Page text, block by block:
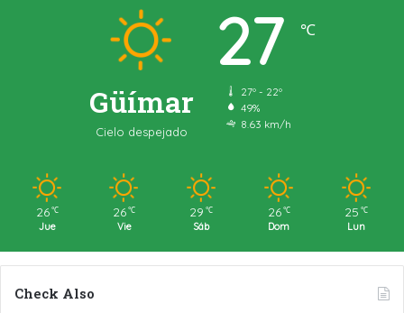
Güímar
Cielo despejado
27 ℃
27º - 22º
49%
8.63 km/h
26 ℃
Jue
26 ℃
Vie
29 ℃
Sáb
26 ℃
Dom
25 ℃
Lun
Check Also